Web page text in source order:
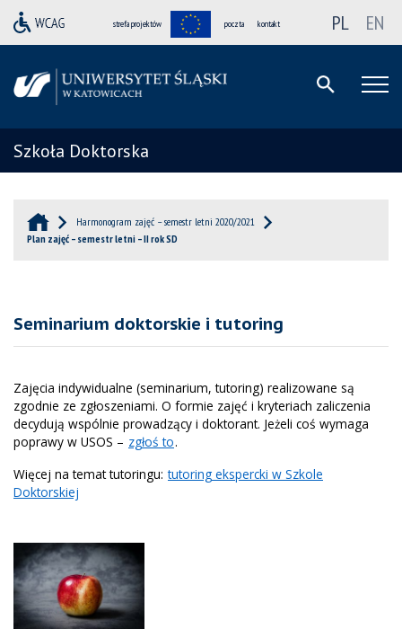
strefa projektów poczta kontakt PL EN
Szkoła Doktorska
Harmonogram zajęć – semestr letni 2020/2021
Plan zajęć – semestr letni – II rok SD
Seminarium doktorskie i tutoring
Zajęcia indywidualne (seminarium, tutoring) realizowane są
zgodnie ze zgłoszeniami. O formie zajęć i kryteriach zaliczenia
decydują wspólnie prowadzący i doktorant. Jeżeli coś wymaga
poprawy w USOS – zgłoś to.
Więcej na temat tutoringu: tutoring ekspercki w Szkole
Doktorskiej